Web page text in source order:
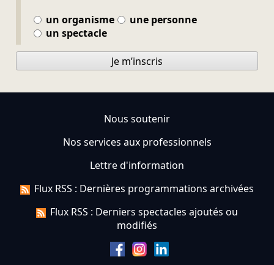
un organisme
une personne
un spectacle
Je m’inscris
Nous soutenir
Nos services aux professionnels
Lettre d'information
Flux RSS : Dernières programmations archivées
Flux RSS : Derniers spectacles ajoutés ou
modifiés